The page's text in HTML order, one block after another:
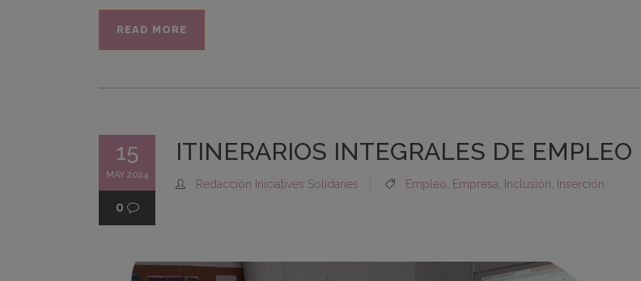
READ MORE
15
MAY 2024
0
ITINERARIOS INTEGRALES DE EMPLEO
Redacción Iniciatives Solidaries Empleo Empresa Inclusión Inserción